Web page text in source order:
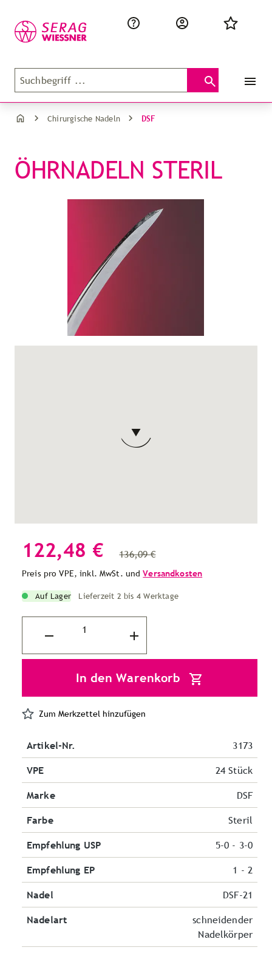
Chirurgische Nadeln DSF
ÖHRNADELN STERIL
122,48 € 136,09 €
Preis pro VPE, inkl. MwSt. undVersandkosten
Auf Lager Lieferzeit 2 bis 4 Werktage
In den Warenkorb
Zum Merkzettel hinzufügen
Artikel-Nr. 3173
VPE 24 Stück
Marke DSF
Farbe Steril
Empfehlung USP 5-0 - 3-0
Empfehlung EP 1 - 2
Nadel DSF-21
Nadelart
schneidender
Nadelkörper